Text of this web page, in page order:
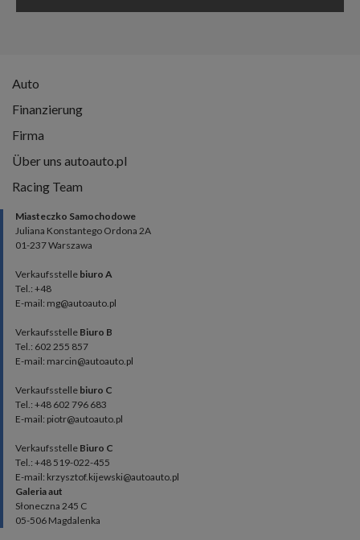
Auto
Finanzierung
Firma
Über uns autoauto.pl
Racing Team
Miasteczko Samochodowe
Juliana Konstantego Ordona 2A
01-237 Warszawa
Verkaufsstelle biuro A
Tel.: +48
E-mail: mg@autoauto.pl
Verkaufsstelle Biuro B
Tel.: 602 255 857
E-mail: marcin@autoauto.pl
Verkaufsstelle biuro C
Tel.: +48 602 796 683
E-mail: piotr@autoauto.pl
Verkaufsstelle Biuro C
Tel.: +48 519-022-455
E-mail: krzysztof.kijewski@autoauto.pl
Galeria aut
Słoneczna 245 C
05-506 Magdalenka